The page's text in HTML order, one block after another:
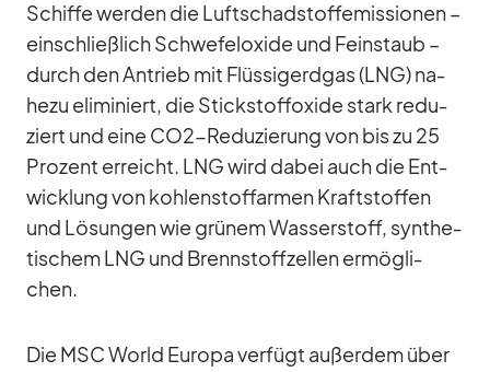
Schiffe wer­den die Luft­schad­stoff­emis­sio­nen –
ein­schließ­lich Schwe­fel­oxide und Fein­staub –
durch den An­trieb mit Flüs­sig­erd­gas (LNG) na­
hezu eli­mi­niert, die Stick­stoff­oxide stark re­du­
ziert und eine CO2-Re­du­zie­rung von bis zu 25
Pro­zent er­reicht. LNG wird da­bei auch die Ent­
wick­lung von koh­len­stoff­ar­men Kraft­stof­fen
und Lö­sun­gen wie grü­nem Was­ser­stoff, syn­the­
ti­schem LNG und Brenn­stoff­zel­len er­mög­li­
chen.
Die MSC World Eu­ropa ver­fügt au­ßer­dem über